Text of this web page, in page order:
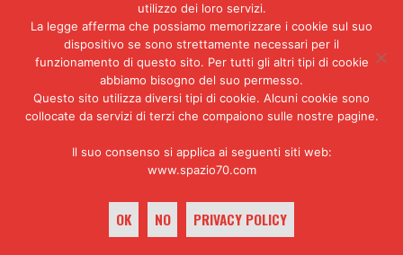
Presidente:
Le parlò dei sospetti
che aveva avuto?
Libera:Non me ne parlò lei in
modo specifico, me ne parlò la
Balzerani.
Balzerani?
ricercata e che aveva paura di
essere stata seguita.
utilizzo dei loro servizi.
La legge afferma che possiamo memorizzare i cookie sul suo
dispositivo se sono strettamente necessari per il
funzionamento di questo sito. Per tutti gli altri tipi di cookie
abbiamo bisogno del suo permesso.
Questo sito utilizza diversi tipi di cookie. Alcuni cookie sono
collocate da servizi di terzi che compaiono sulle nostre pagine.
Il suo consenso si applica ai seguenti siti web:
www.spazio70.com
OK NO PRIVACY POLICY